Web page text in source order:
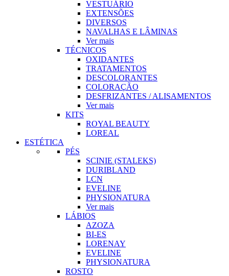
VESTUÁRIO
EXTENSÕES
DIVERSOS
NAVALHAS E LÂMINAS
Ver mais
TÉCNICOS
OXIDANTES
TRATAMENTOS
DESCOLORANTES
COLORAÇÃO
DESFRIZANTES / ALISAMENTOS
Ver mais
KITS
ROYAL BEAUTY
LOREAL
ESTÉTICA
PÉS
SCINIE (STALEKS)
DURIBLAND
LCN
EVELINE
PHYSIONATURA
Ver mais
LÁBIOS
AZOZA
BI-ES
LORENAY
EVELINE
PHYSIONATURA
ROSTO